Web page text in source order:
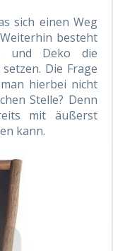
sich einen Weg
besteht
und Deko die
Die Frage
hierbei nicht
Stelle? Denn
mit äußerst
kann.